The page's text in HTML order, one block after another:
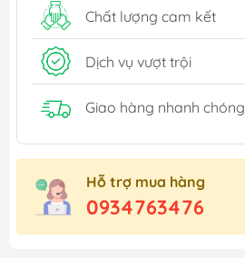
Chất lượng cam kết
Dịch vụ vượt trội
Giao hàng nhanh chóng
Hỗ trợ mua hàng
0934763476